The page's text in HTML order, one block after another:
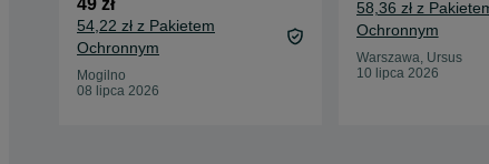
49 zł
54,22 zł z Pakietem
Ochronnym
Mogilno
08 lipca 2026
58,36 zł z
Ochronnym
Warszawa, Ursus
10 lipca 2026